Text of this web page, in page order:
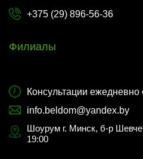
+375 (29) 896-56-36
Филиалы
Консультации ежедневно
info.beldom@yandex.by
Шоурум г. Минск, б-р
19:00